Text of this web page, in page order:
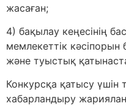
жасаған;
4) бақылау кеңесінің
мемлекеттік
және туыстық
Конкурсқа қатысу үшін
хабарландыру